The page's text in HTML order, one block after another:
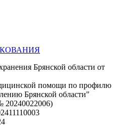
Брянской области от
помощи по профилю
Брянской области"
20240022006)